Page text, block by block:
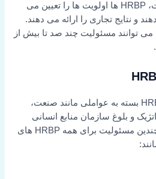
به همراه مدیران خط شرکت، HRBP ها اولویت ها را تعیین می
و نتایج تجاری را ارائه می دهند.
می توانند مسئولیت چند صد تا بیش از
مسئولیت های دقیق یک HRBP بسته به عواملی مانند صنعت،
و بلوغ سازمان منابع انسانی
متفاوت است. با این حال، چندین مسئولیت برای همه HRBP های